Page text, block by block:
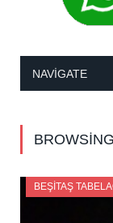
NAVIGATE
BEŞITAŞ